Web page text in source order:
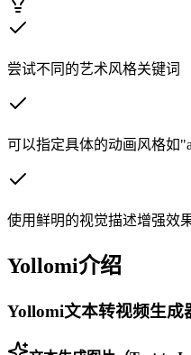
尝试不同的艺术风格关键词
可以指定具体的动画风格如
使用鲜明的视觉描述增强效
Yollomi介绍
Yollomi文本转视频生成